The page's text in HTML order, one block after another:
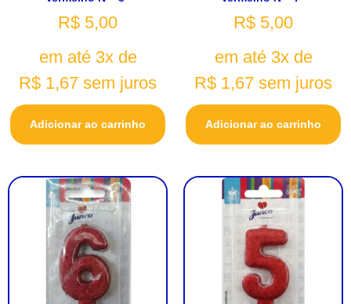
R$ 5,00
em até 3x de
R$ 1,67 sem juros
Adicionar ao carrinho
R$ 5,00
em até 3x de
R$ 1,67 sem juros
Adicionar ao carrinho